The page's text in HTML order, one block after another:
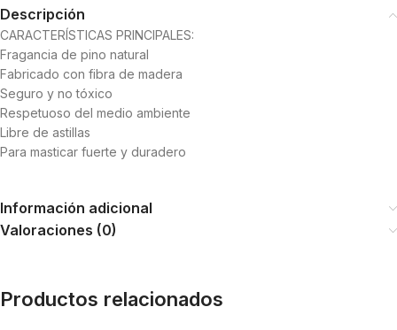
Descripción
CARACTERÍSTICAS PRINCIPALES:
Fragancia de pino natural
Fabricado con fibra de madera
Seguro y no tóxico
Respetuoso del medio ambiente
Libre de astillas
Para masticar fuerte y duradero
Información adicional
Valoraciones (0)
Productos relacionados